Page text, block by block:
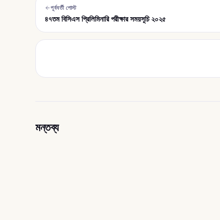
পূর্ববর্তী পোস্ট
৪৭তম বিসিএস প্রিলিমিনারি পরীক্ষার সময়সূচি ২০২৫
মন্তব্য